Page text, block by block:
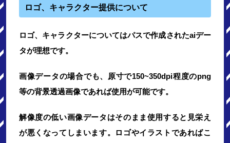
ロゴ、キャラクター提供について
ロゴ、キャラクターについてはパスで作成されたaiデー
タが理想です。
画像データの場合でも、原寸で150~350dpi程度のpng
等の背景透過画像であれば使用が可能です。
解像度の低い画像データはそのまま使用すると見栄え
が悪くなってしまいます。ロゴやイラストであればこ